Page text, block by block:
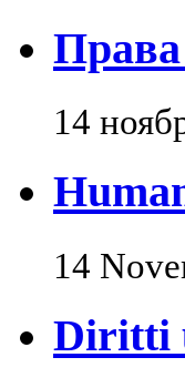
Права
14
14
Diritti